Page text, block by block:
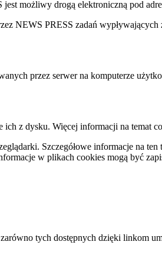
możliwy drogą elektroniczną pod
NEWS PRESS zadań
przez serwer na komputerze
z dysku. Więcej informacji na temat
Szczegółowe informacje na ten
w plikach cookies mogą być
tych dostępnych dzięki linkom